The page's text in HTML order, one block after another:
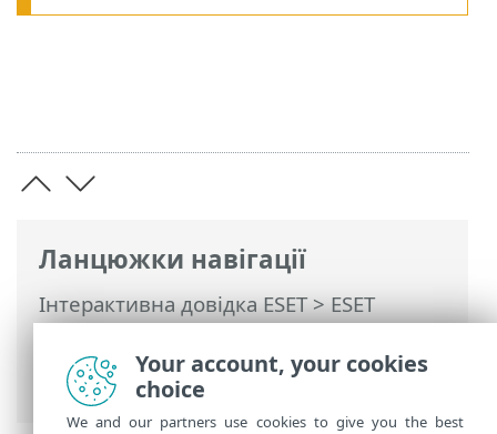
Ланцюжки навігації
Інтерактивна довідка ESET>ESET
PROTECT>Початок роботи> Керування
програмами на робочих станціях в ESET
PROTECT
Your account, your cookies
choice
We and our partners use cookies to give you the best